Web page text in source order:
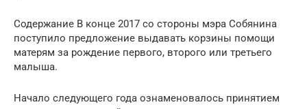
Содержание В конце 2017 со стороны мэра Собянина
поступило предложение выдавать корзины помощи
матерям за рождение первого, второго или третьего
малыша.
Начало следующего года ознаменовалось принятием